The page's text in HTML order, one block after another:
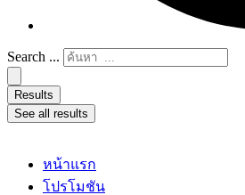
Search ...
Results
See all results
หน้าแรก
โปรโมชัน